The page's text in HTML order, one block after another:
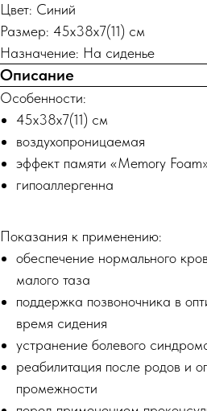
Цвет: Синий
Размер: 45х38х7(11) см
Назначение: На сиденье
Описание
Особенности:
45х38х7(11) см
воздухопроницаемая
эффект памяти «Memory
гипоаллергенна
Показания к применению:
обеспечение нормального
малого таза
поддержка позвоночника в
время сидения
устранение болевого
реабилитация после родов и
промежности